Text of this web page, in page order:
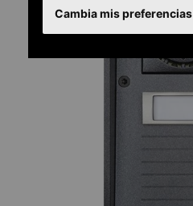
Cambia mis preferencias